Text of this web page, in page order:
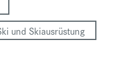
und Skiausrüstung